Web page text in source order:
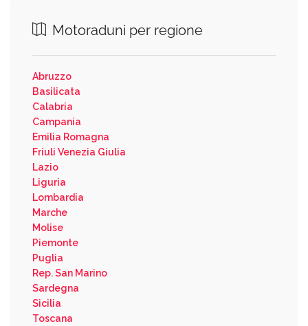
Motoraduni per regione
Abruzzo
Basilicata
Calabria
Campania
Emilia Romagna
Friuli Venezia Giulia
Lazio
Liguria
Lombardia
Marche
Molise
Piemonte
Puglia
Rep. San Marino
Sardegna
Sicilia
Toscana